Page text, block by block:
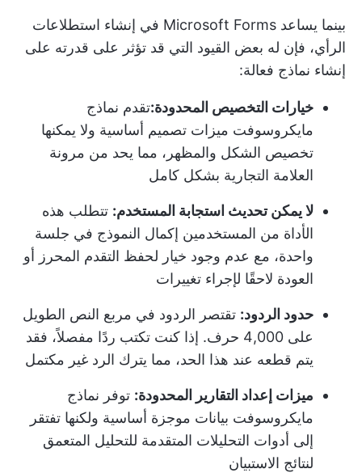
بينما يساعد Microsoft Forms في إنشاء استطلاعات
الرأي، فإن له بعض القيود التي قد تؤثر على قدرته على
إنشاء نماذج فعالة:
خيارات التخصيص المحدودة:تقدم نماذج
مايكروسوفت ميزات تصميم أساسية ولا يمكنها
تخصيص الشكل والمظهر، مما يحد من مرونة
العلامة التجارية بشكل كامل
لا يمكن تحديث استجابة المستخدم: تتطلب هذه
الأداة من المستخدمين إكمال النموذج في جلسة
واحدة، مع عدم وجود خيار لحفظ التقدم المحرز أو
العودة لاحقًا لإجراء تغييرات
حدود الردود: تقتصر الردود في مربع النص الطويل
على 4,000 حرف. إذا كنت تكتب ردًا مفصلاً، فقد
يتم قطعه عند هذا الحد، مما يترك الرد غير مكتمل
ميزات إعداد التقارير المحدودة: توفر نماذج
مايكروسوفت بيانات موجزة أساسية ولكنها تفتقر
إلى أدوات التحليلات المتقدمة للتحليل المتعمق
لنتائج الاستبيان